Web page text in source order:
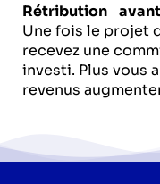
Rétribution
Une fois le projet
recevez une
investi. Plus vous
revenus